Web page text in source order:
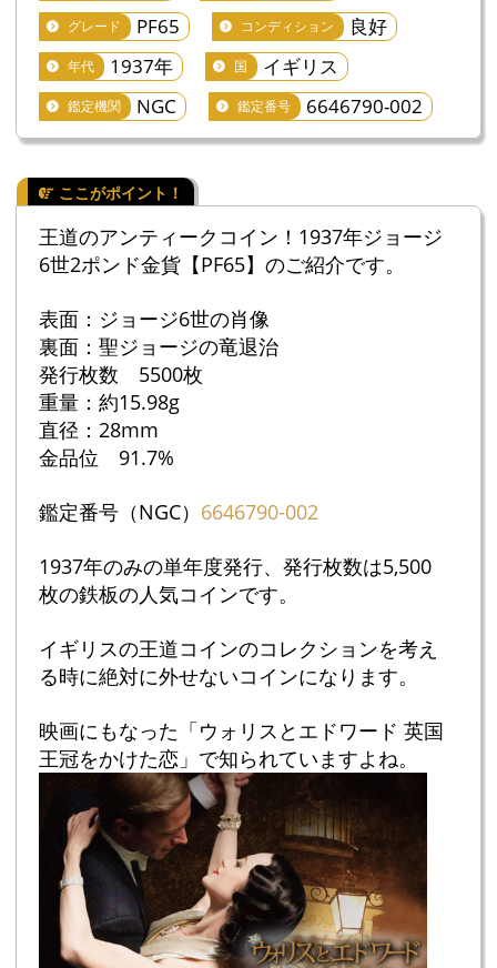
グレード PF65 コンディション 良好
年代 1937年 国 イギリス
鑑定機関 NGC 鑑定番号 6646790-002
王道のアンティークコイン！1937年ジョージ
6世2ポンド金貨【PF65】のご紹介です。
表面：ジョージ6世の肖像
裏面：聖ジョージの竜退治
発行枚数 5500枚
重量：約15.98g
直径：28mm
金品位 91.7%
鑑定番号（NGC） 6646790-002
1937年のみの単年度発行、発行枚数は5,500
枚の鉄板の人気コインです。
イギリスの王道コインのコレクションを考え
る時に絶対に外せないコインになります。
映画にもなった「ウォリスとエドワード 英国
王冠をかけた恋」で知られていますよね。